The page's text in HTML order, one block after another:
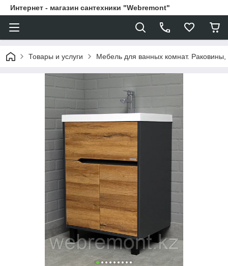
Интернет - магазин сантехники "Webremont"
Товары и услуги Мебель для ванных комнат.